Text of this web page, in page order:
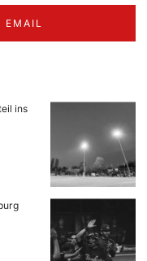
EMAIL
ins